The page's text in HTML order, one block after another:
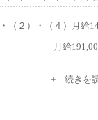
・（２）・（４）月給
191,000円以
月給191,000円以上（実
給147,800円以上（実
+ 続きを